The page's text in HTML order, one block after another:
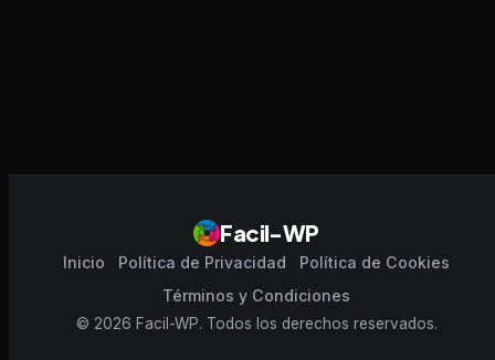
Facil-WP
Inicio Política de Privacidad
Política de Cookies
Términos y Condiciones
© 2026 Facil-WP. Todos los derechos reservados.